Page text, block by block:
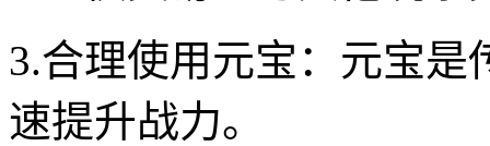
3.合理使用元宝：元宝
速提升战力。